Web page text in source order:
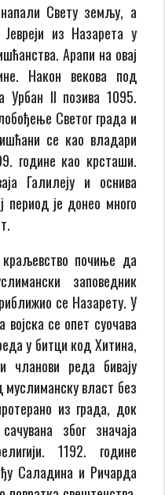
Свету земљу, а
из Назарета у
Арапи на овај
Након векова под
Урбан II позива 1095.
Светог града и
се као владари
године као крсташи.
Галилеју и оснива
период је донео много
почиње да
заповедник
се Назарету. У
војска се опет суочава
у битци код Хитина,
чланови реда бивају
власт без
из града, док
због значаја
1192. године
Саладина и Ричарда